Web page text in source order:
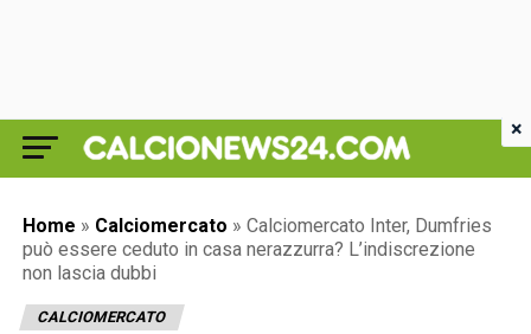
Home » Calciomercato » Calciomercato Inter, Dumfries
può essere ceduto in casa nerazzurra? L’indiscrezione
non lascia dubbi
CALCIOMERCATO
×